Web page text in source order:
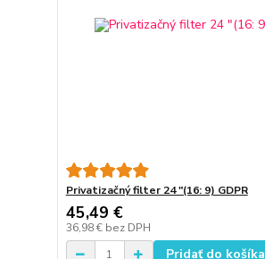
Privatizačný filter 24 "(16: 9) GDPR
45,49 €
36,98 € bez DPH
Pridať do košíka